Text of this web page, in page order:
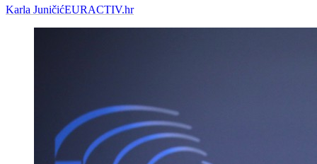
Karla JuničićEURACTIV.hr